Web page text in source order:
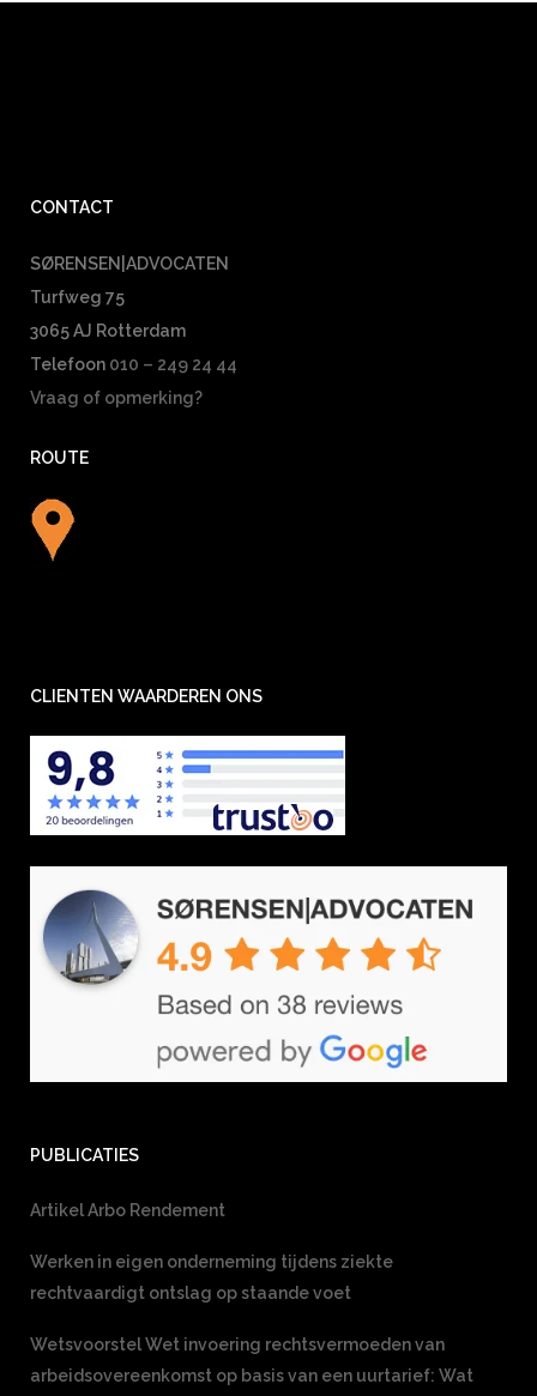
CONTACT
SØRENSEN|ADVOCATEN
Turfweg 75
3065 AJ Rotterdam
Telefoon 010 – 249 24 44
Vraag of opmerking?
ROUTE
CLIENTEN WAARDEREN ONS
PUBLICATIES
Artikel Arbo Rendement
Werken in eigen onderneming tijdens ziekte
rechtvaardigt ontslag op staande voet
Wetsvoorstel Wet invoering rechtsvermoeden van
arbeidsovereenkomst op basis van een uurtarief: Wat